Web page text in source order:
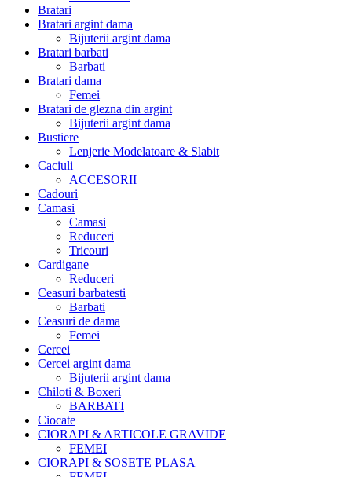
Bratari
Bratari argint dama
Bijuterii argint dama
Bratari barbati
Barbati
Bratari dama
Femei
Bratari de glezna din argint
Bijuterii argint dama
Bustiere
Lenjerie Modelatoare & Slabit
Caciuli
ACCESORII
Cadouri
Camasi
Camasi
Reduceri
Tricouri
Cardigane
Reduceri
Ceasuri barbatesti
Barbati
Ceasuri de dama
Femei
Cercei
Cercei argint dama
Bijuterii argint dama
Chiloti & Boxeri
BARBATI
Ciocate
CIORAPI & ARTICOLE GRAVIDE
FEMEI
CIORAPI & SOSETE PLASA